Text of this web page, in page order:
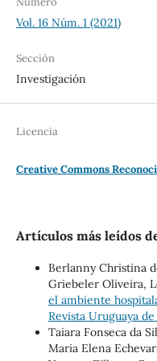
Vol. 16 Núm. 1 (2021)
Sección
Investigación
Licencia
Creative Commons
Artículos más leídos
Berlanny Christina
Griebeler Oliveira,
el ambiente
Revista Uruguaya
Taiara Fonseca da
Maria Elena